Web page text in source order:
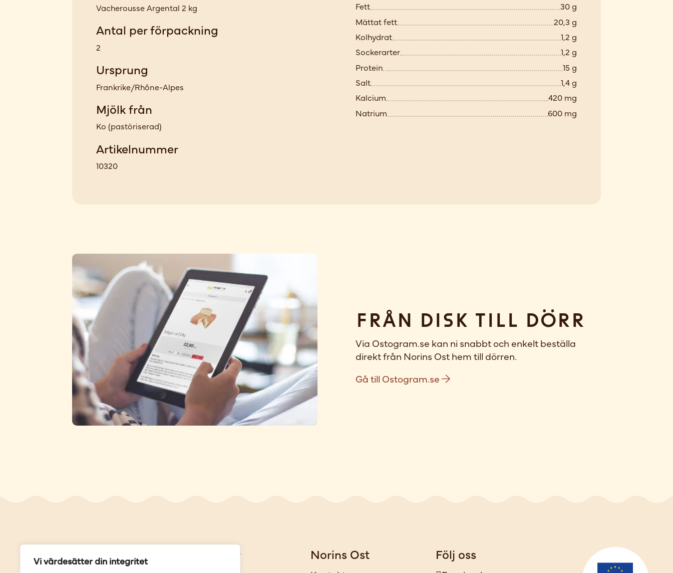
Vi värdesätter din integritet
Vacherousse Argental 2 kg
Antal per förpackning
2
Ursprung
Frankrike/Rhône-Alpes
Mjölk från
Ko (pastöriserad)
Artikelnummer
10320
Fett
30 g
Mättat fett
20,3 g
Kolhydrat
1,2 g
Sockerarter
1,2 g
Protein
15 g
Salt
1,4 g
Kalcium
420 mg
Natrium
600 mg
Från disk till dörr
Via Ostogram.se kan ni snabbt och enkelt beställa
direkt från Norins Ost hem till dörren.
Gå till Ostogram.se
Genvägar Norins Ost Följ oss